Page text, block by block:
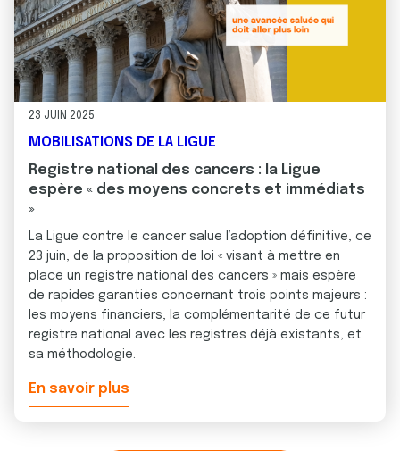
23 JUIN 2025
MOBILISATIONS DE LA LIGUE
Registre national des cancers : la Ligue
espère « des moyens concrets et immédiats
»
La Ligue contre le cancer salue l’adoption définitive, ce
23 juin, de la proposition de loi « visant à mettre en
place un registre national des cancers » mais espère
de rapides garanties concernant trois points majeurs :
les moyens financiers, la complémentarité de ce futur
registre national avec les registres déjà existants, et
sa méthodologie.
En savoir plus